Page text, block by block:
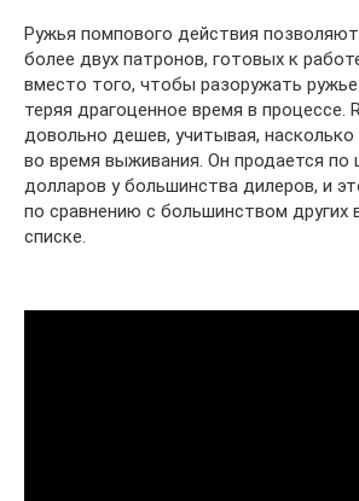
Ружья помпового действия
более двух патронов, готовых к
вместо того, чтобы разоружать
теряя драгоценное время в процессе.
довольно дешев, учитывая,
во время выживания. Он продается по
долларов у большинства дилеров, и
по сравнению с большинством других
списке.